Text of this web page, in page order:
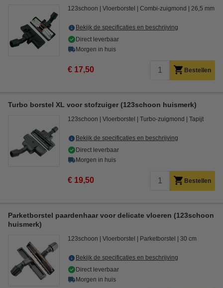
123schoon Vloerborstel Combi-zuigmond 26,5 mm
Bekijk de specificaties en beschrijving
Direct leverbaar
Morgen in huis
€ 17,50 Bestellen
Turbo borstel XL voor stofzuiger (123schoon huismerk)
123schoon Vloerborstel Turbo-zuigmond Tapijt
Bekijk de specificaties en beschrijving
Direct leverbaar
Morgen in huis
€ 19,50 Bestellen
Parketborstel paardenhaar voor delicate vloeren (123schoon
huismerk)
123schoon Vloerborstel Parketborstel 30 cm
Bekijk de specificaties en beschrijving
Direct leverbaar
Morgen in huis